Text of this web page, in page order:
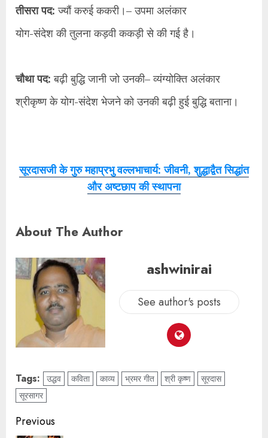
तीसरा पद: ज्यौं करुई ककरी।– उपमा अलंकार
योग-संदेश की तुलना कड़वी ककड़ी से की गई है।
चौथा पद: बढ़ी बुद्धि जानी जो उनकी– व्यंग्योक्ति अलंकार
श्रीकृष्ण के योग-संदेश भेजने को उनकी बढ़ी हुई बुद्धि बताना।
सूरदासजी के गुरु महाप्रभु वल्लभाचार्य: जीवनी, शुद्धाद्वैत सिद्धांत
और अष्टछाप की स्थापना
About The Author
ashwinirai
See author's posts
Tags: उद्धव कविता काव्य भ्रमर गीत श्री कृष्ण
सूरदास
सूरसागर
Previous